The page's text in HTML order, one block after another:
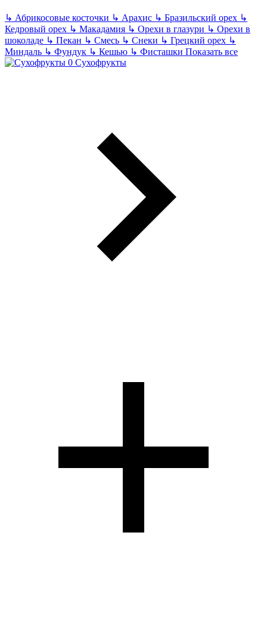
↳ Абрикосовые косточки ↳ Арахис ↳ Бразильский орех ↳
Кедровый орех ↳ Макадамия ↳ Орехи в глазури ↳ Орехи в
шоколаде ↳ Пекан ↳ Смесь ↳ Снеки ↳ Грецкий орех ↳
Миндаль ↳ Фундук ↳ Кешью ↳ Фисташки Показать все
Сухофрукты